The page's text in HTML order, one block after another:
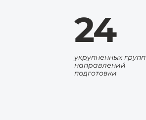
24
укрупненных групп
направлений
подготовки